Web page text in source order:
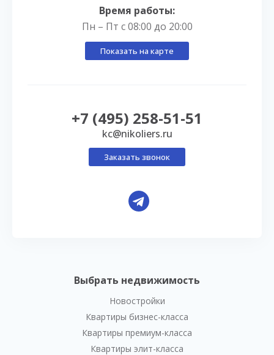
Выбрать недвижимость
Новостройки
Квартиры бизнес-класса
Квартиры премиум-класса
Квартиры элит-класса
Время работы:
Пн – Пт с 08:00 до 20:00
Показать на карте
+7 (495) 258-51-51
kc@nikoliers.ru
Заказать звонок